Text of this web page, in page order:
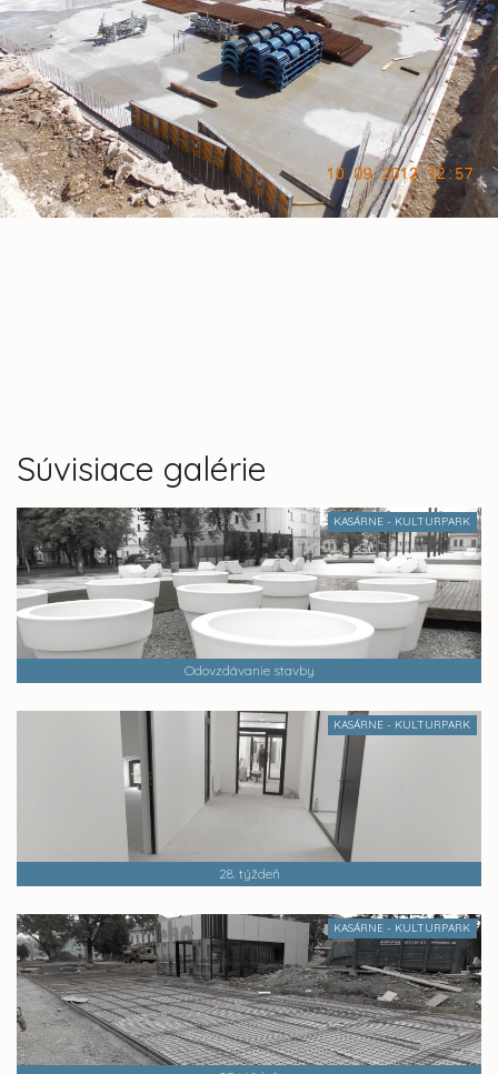
Súvisiace galérie
KASÁRNE - KULTURPARK
Odovzdávanie stavby
KASÁRNE - KULTURPARK
28. týždeň
KASÁRNE - KULTURPARK